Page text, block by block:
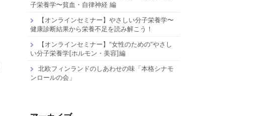
子栄養学〜貧血・自律神経 編
【オンラインセミナー】やさしい分子栄養学〜
健康診断結果から栄養不足を読み解こう！
【オンラインセミナー】”女性のための”やさし
い分子栄養学[ホルモン・美容]編
北欧フィンランドのしあわせの味「本格シナモ
ンロールの会」